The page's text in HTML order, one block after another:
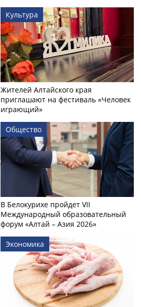
Культура
Жителей Алтайского края
приглашают на фестиваль «Человек
играющий»
Общество
В Белокурихе пройдет VII
Международный образовательный
форум «Алтай – Азия 2026»
Экономика